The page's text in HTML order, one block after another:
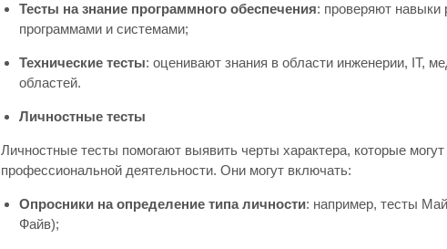
Тесты на знание программного обеспечения: проверяют
программами и системами;
Технические тесты: оценивают знания в области инженерии, IT,
областей.
Личностные тесты
Личностные тесты помогают выявить черты характера, которые
профессиональной деятельности. Они могут включать:
Опросники на определение типа личности: например, тесты
Файв);